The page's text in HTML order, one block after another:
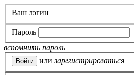
Ваш логин
Пароль
вспомнить пароль
или зарегистрироваться